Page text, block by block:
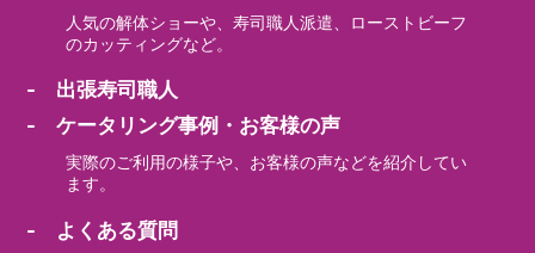
人気の解体ショーや、寿司職人派遣、ローストビーフ
のカッティングなど。
- 出張寿司職人
- ケータリング事例・お客様の声
実際のご利用の様子や、お客様の声などを紹介してい
ます。
- よくある質問